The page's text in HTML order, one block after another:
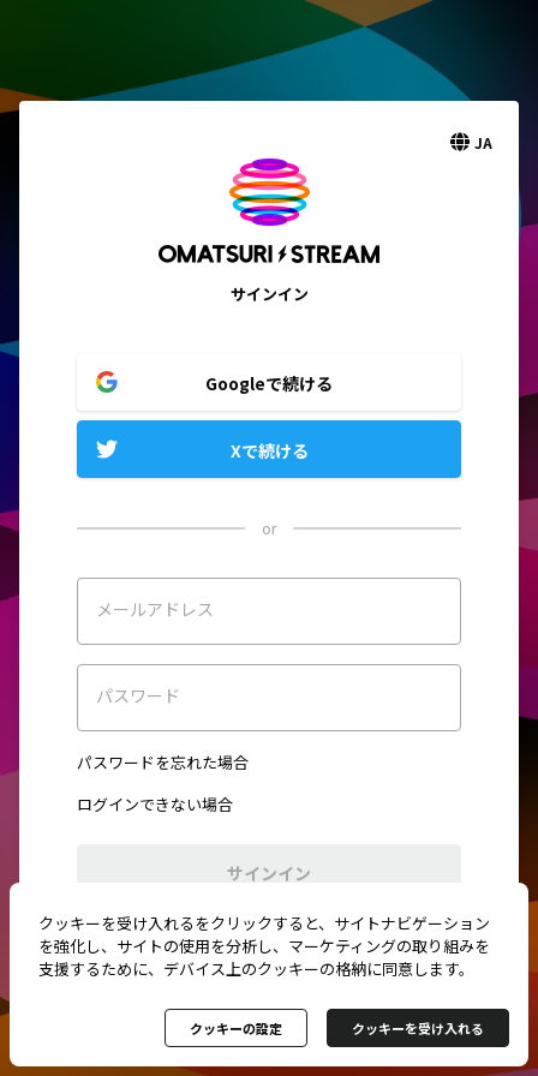
JA
サインイン
Googleで続ける
Xで続ける
or
メールアドレス
パスワード
パスワードを忘れた場合
ログインできない場合
サインイン
初めてご利用ですか？新規登録
クッキーを受け入れるをクリックすると、サイトナビゲーション
を強化し、サイトの使用を分析し、マーケティングの取り組みを
支援するために、デバイス上のクッキーの格納に同意します。
クッキーの設定 クッキーを受け入れる